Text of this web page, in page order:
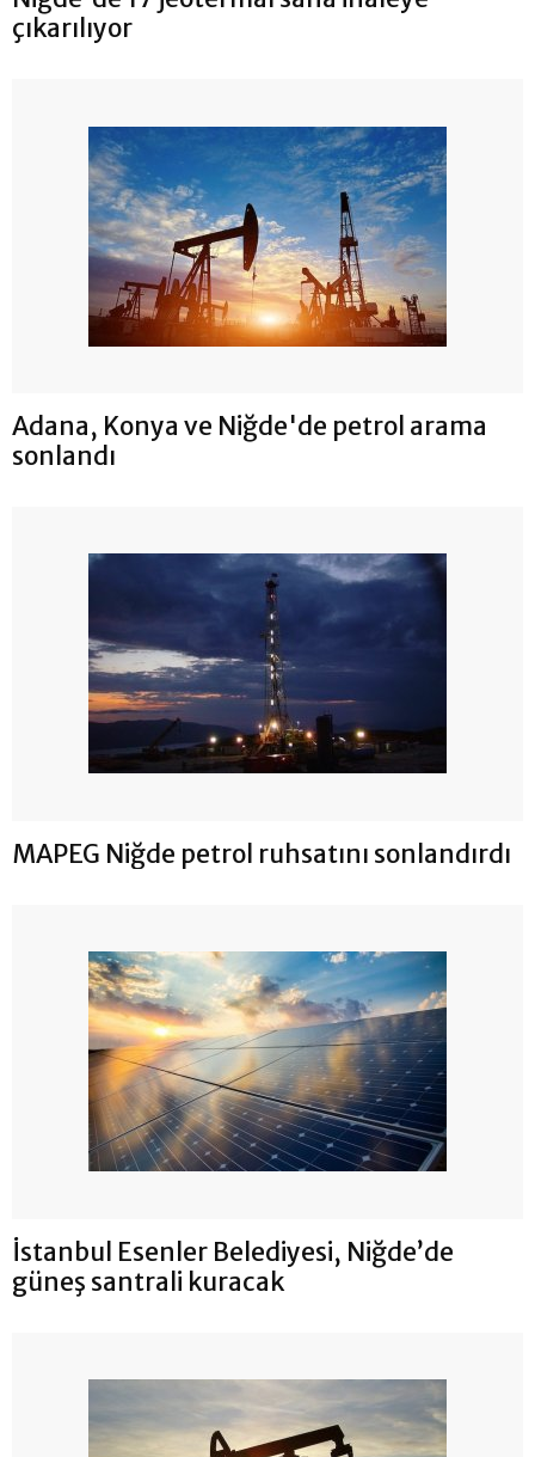
çıkarılıyor
Adana, Konya ve Niğde'de petrol arama
sonlandı
MAPEG Niğde petrol ruhsatını sonlandırdı
İstanbul Esenler Belediyesi, Niğde’de
güneş santrali kuracak